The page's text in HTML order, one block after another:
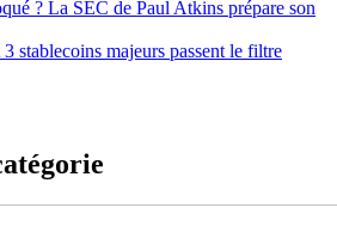
? La SEC de Paul Atkins prépare son
stablecoins majeurs passent le filtre